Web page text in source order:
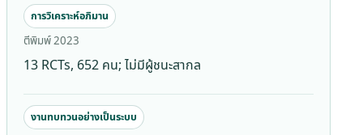
การวิเคราะห์อภิมาน
ตีพิมพ์ 2023
13 RCTs, 652 คน; ไม่มีผู้ชนะสากล
งานทบทวนอย่างเป็นระบบ